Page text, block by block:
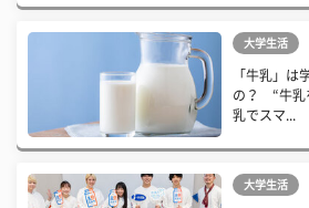
大学生活
「牛乳」は
の？ “牛乳
乳でスマ...
大学生活